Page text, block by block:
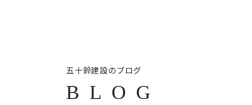
五十鈴建設のブログ
BLOG